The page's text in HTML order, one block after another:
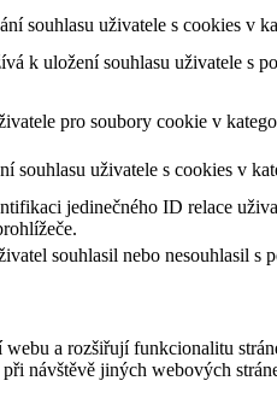
souhlasu uživatele s cookies v
k uložení souhlasu uživatele s
pro soubory cookie v
souhlasu uživatele s cookies v
jedinečného ID relace
souhlasil nebo nesouhlasil s
a rozšiřují funkcionalitu
návštěvě jiných webových